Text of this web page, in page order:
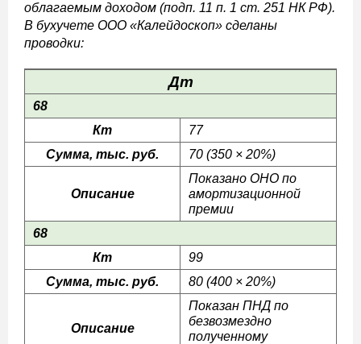
облагаемым доходом (подп. 11 п. 1 ст. 251 НК РФ).
В бухучете ООО «Калейдоскоп» сделаны
проводки:
Дт
68
Кт
77
Сумма, тыс. руб.
70 (350 × 20%)
Описание
Показано ОНО по
амортизационной
премии
68
Кт
99
Сумма, тыс. руб.
80 (400 × 20%)
Описание
Показан ПНД по
безвозмездно
полученному